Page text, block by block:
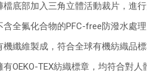
檔底部加入三角立體活動裁片，進
含全氟化合物的PFC-free防潑水處
機纖維製成，符合全球有機紡織品
有OEKO-TEX紡織標章，均符合對